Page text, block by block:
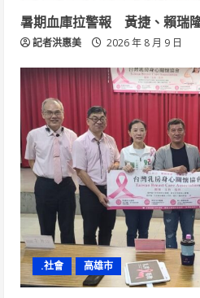
暑期血庫拉警報 黃捷、賴瑞
記者洪惠美 2026 年 8 月 9 日
.社會 高雄市